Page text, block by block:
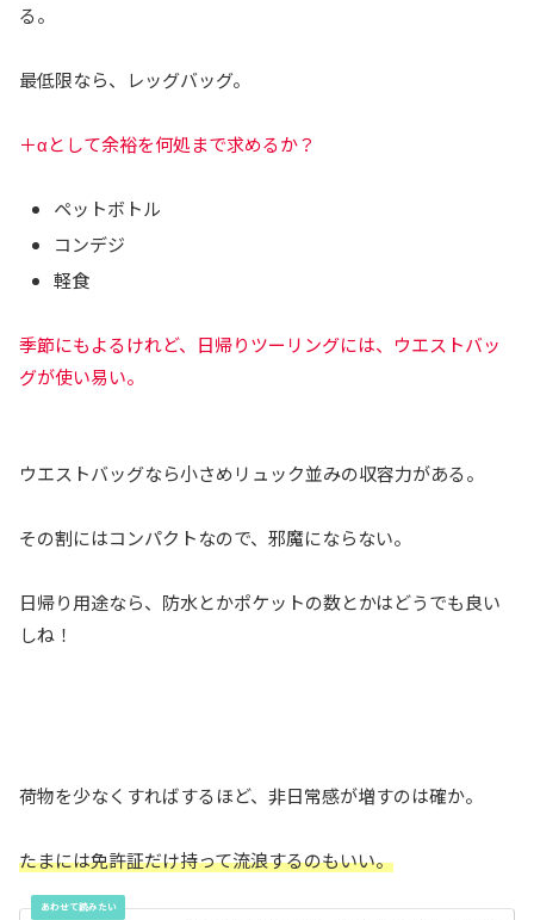
る。
最低限なら、レッグバッグ。
＋αとして余裕を何処まで求めるか？
ペットボトル
コンデジ
軽食
季節にもよるけれど、日帰りツーリングには、ウエストバッ
グが使い易い。
ウエストバッグなら小さめリュック並みの収容力がある。
その割にはコンパクトなので、邪魔にならない。
日帰り用途なら、防水とかポケットの数とかはどうでも良い
しね！
荷物を少なくすればするほど、非日常感が増すのは確か。
たまには免許証だけ持って流浪するのもいい。